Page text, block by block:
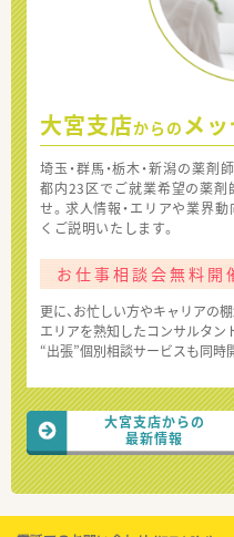
大宮支店からの メ
埼玉・群馬・栃木・新潟の薬
都内23区でご就業希望の薬
せ。求人情報・エリアや業界
くご説明いたします。
お仕事相談会無料開
更に、お忙しい方やキャリアの
エリアを熟知したコンサルタン
“出張”個別相談サービスも同時
大宮支店からの
最新情報